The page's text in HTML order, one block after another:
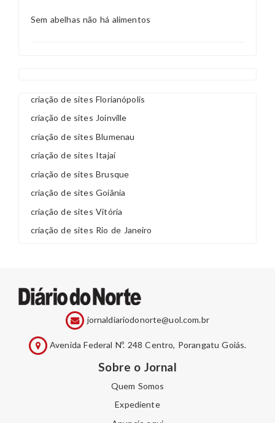
Sem abelhas não há alimentos
criação de sites Florianópolis
criação de sites Joinville
criação de sites Blumenau
criação de sites Itajaí
criação de sites Brusque
criação de sites Goiânia
criação de sites Vitória
criação de sites Rio de Janeiro
jornaldiariodonorte@uol.com.br
Avenida Federal Nº. 248 Centro, Porangatu Goiás.
Sobre o Jornal
Quem Somos
Expediente